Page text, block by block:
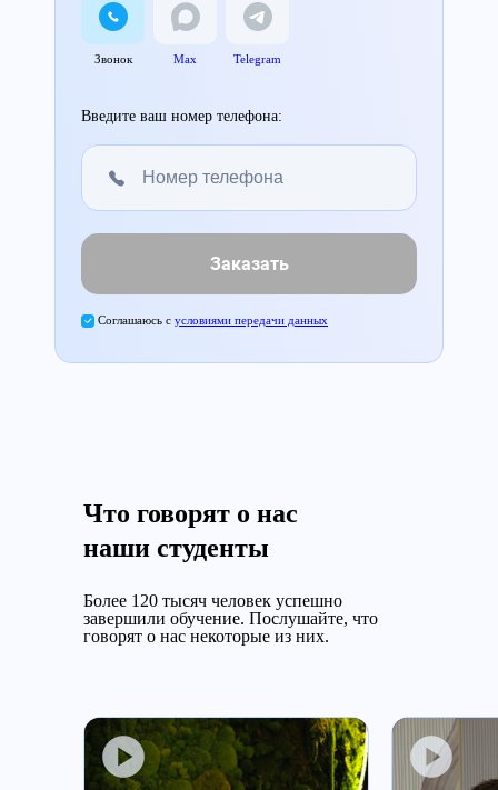
Звонок Max Telegram
Введите ваш номер телефона:
Заказать
Соглашаюсь с условиями передачи данных
Что говорят о нас
наши студенты
Более 120 тысяч человек успешно
завершили обучение. Послушайте, что
говорят о нас некоторые из них.